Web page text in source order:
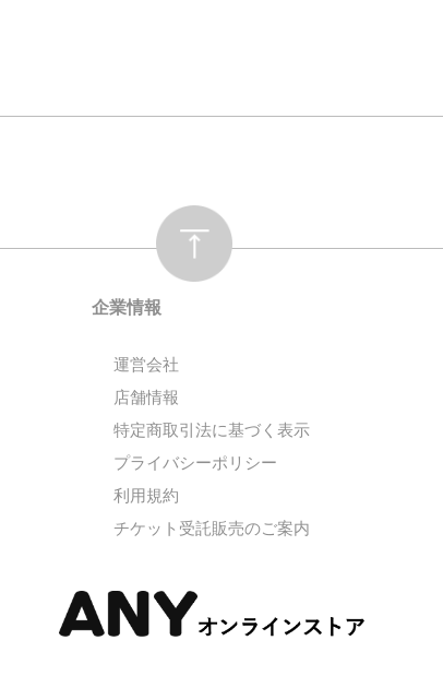
企業情報
運営会社
店舗情報
特定商取引法に基づく表示
プライバシーポリシー
利用規約
チケット受託販売のご案内